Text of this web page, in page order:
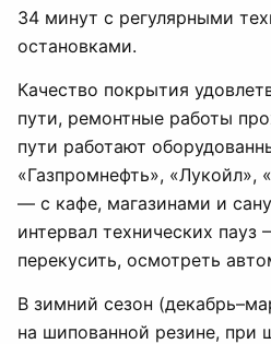
34 минут с регулярными
остановками.
Качество покрытия
пути, ремонтные работы
пути работают
«Газпромнефть», «Лукойл»,
— с кафе, магазинами и
интервал технических пауз
перекусить, осмотреть
В зимний сезон
на шипованной резине, при